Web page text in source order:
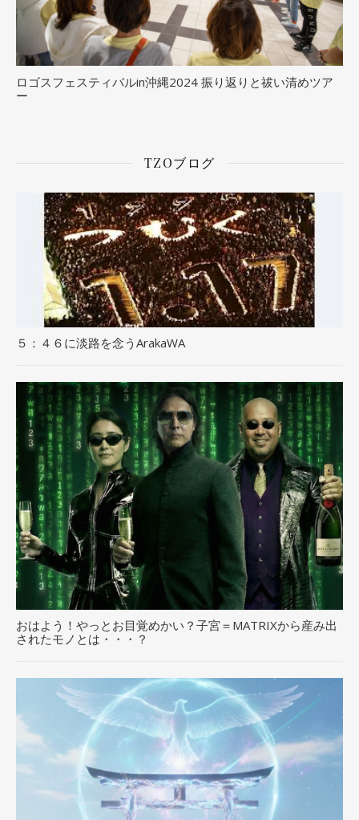
ロゴスフェスティバルin沖縄2024 振り返りと祓い清めツア
ー
TZOブログ
５：４６に淡路を念うArakaWA
おはよう！やっとお目覚めかい？子宮＝MATRIXから産み出
されたモノとは・・・？